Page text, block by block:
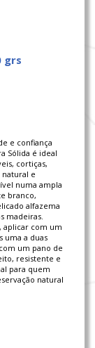
grs
e confiança
Sólida é ideal
cortiças,
e
numa ampla
branco,
alfazema
madeiras.
aplicar com um
uma a duas
um pano de
resistente e
para quem
natural